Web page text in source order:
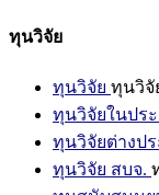
ทุนวิจัย
ทุนวิจัย ทุนวิจั
ทุนวิจัยในประ
ทุนวิจัยต่างปร
ทุนวิจัย สบจ.